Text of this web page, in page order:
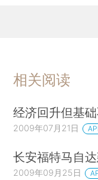
相关阅读
经济回升但基
2009年07月21日
长安福特马自
2009年09月25日